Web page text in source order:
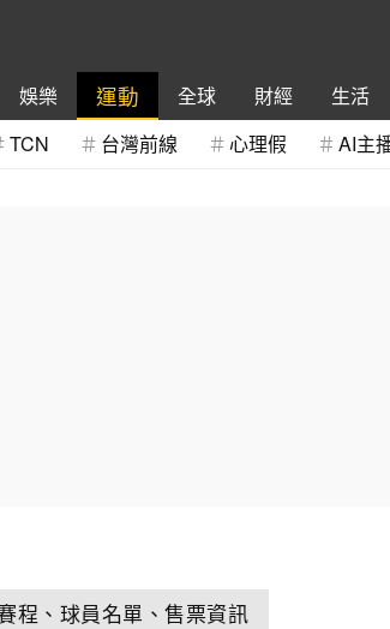
娛樂 運動 全球 財經 生活
TCN 台灣前線 心理假 AI主
程、球員名單、售票資訊